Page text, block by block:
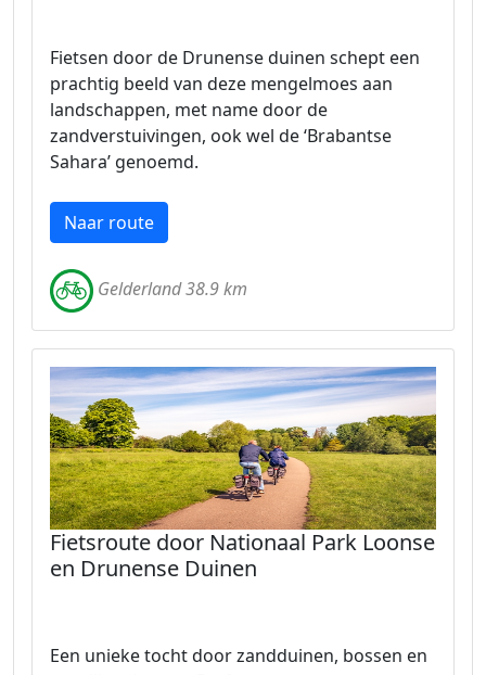
Fietsen door de Drunense duinen schept een
prachtig beeld van deze mengelmoes aan
landschappen, met name door de
zandverstuivingen, ook wel de ‘Brabantse
Sahara’ genoemd.
Naar route
Gelderland 38.9 km
Fietsroute door Nationaal Park Loonse
en Drunense Duinen
Een unieke tocht door zandduinen, bossen en